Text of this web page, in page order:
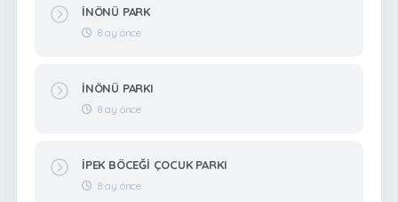
İNÖNÜ PARK
8 ay önce
İNÖNÜ PARKI
8 ay önce
İPEK BÖCEĞİ ÇOCUK PARKI
8 ay önce